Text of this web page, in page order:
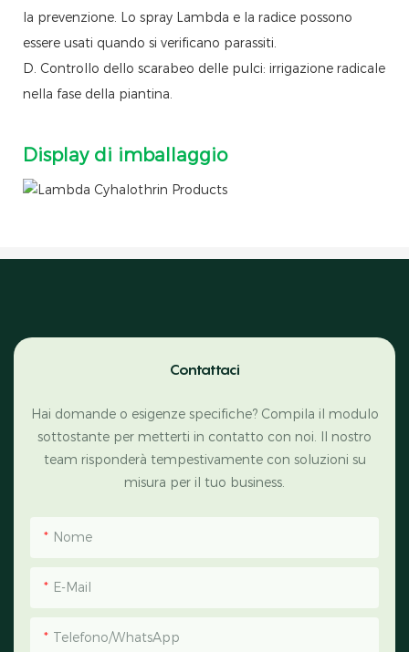
la prevenzione. Lo spray Lambda e la radice possono
essere usati quando si verificano parassiti.
D. Controllo dello scarabeo delle pulci: irrigazione radicale
nella fase della piantina.
Display di imballaggio
Contattaci
Hai domande o esigenze specifiche? Compila il modulo
sottostante per metterti in contatto con noi. Il nostro
team risponderà tempestivamente con soluzioni su
misura per il tuo business.
Nome
E-Mail
Telefono/WhatsApp